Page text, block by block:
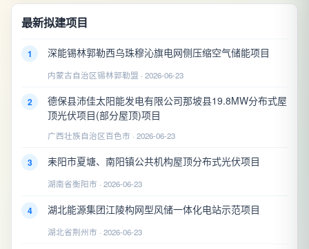
最新拟建项目
1 深能锡林郭勒西乌珠穆沁旗电网侧压缩空气储能项目
内蒙古自治区锡林郭勒盟 · 2026-06-23
2
德保县沛佳太阳能发电有限公司那坡县19.8MW分布式屋
顶光伏项目(部分屋顶)项目
广西壮族自治区百色市 · 2026-06-23
3 耒阳市夏塘、南阳镇公共机构屋顶分布式光伏项目
湖南省衡阳市 · 2026-06-23
4 湖北能源集团江陵构网型风储一体化电站示范项目
湖北省荆州市 · 2026-06-23